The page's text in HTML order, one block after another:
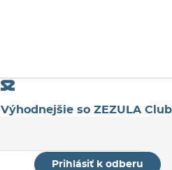
Výhodnejšie so ZEZULA Club
Prihlásiť k odberu